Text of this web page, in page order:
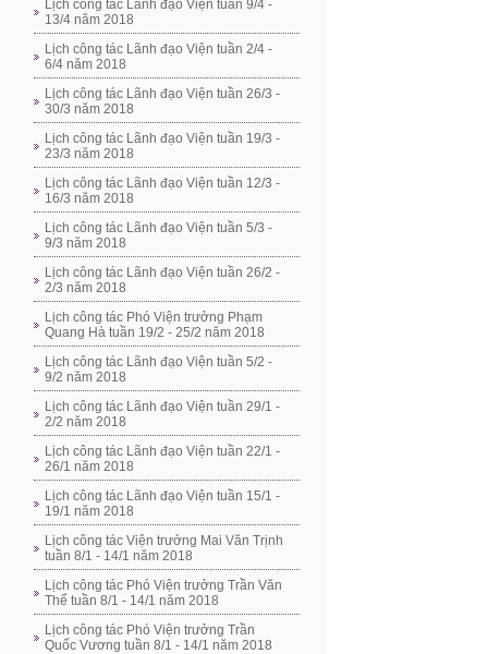
Lịch công tác Lãnh đạo Viện tuần 9/4 -
13/4 năm 2018
Lịch công tác Lãnh đạo Viện tuần 2/4 -
6/4 năm 2018
Lịch công tác Lãnh đạo Viện tuần 26/3 -
30/3 năm 2018
Lịch công tác Lãnh đạo Viện tuần 19/3 -
23/3 năm 2018
Lịch công tác Lãnh đạo Viện tuần 12/3 -
16/3 năm 2018
Lịch công tác Lãnh đạo Viện tuần 5/3 -
9/3 năm 2018
Lịch công tác Lãnh đạo Viện tuần 26/2 -
2/3 năm 2018
Lịch công tác Phó Viện trưởng Phạm
Quang Hà tuần 19/2 - 25/2 năm 2018
Lịch công tác Lãnh đạo Viện tuần 5/2 -
9/2 năm 2018
Lịch công tác Lãnh đạo Viện tuần 29/1 -
2/2 năm 2018
Lịch công tác Lãnh đạo Viện tuần 22/1 -
26/1 năm 2018
Lịch công tác Lãnh đạo Viện tuần 15/1 -
19/1 năm 2018
Lịch công tác Viện trưởng Mai Văn Trịnh
tuần 8/1 - 14/1 năm 2018
Lịch công tác Phó Viện trưởng Trần Văn
Thể tuần 8/1 - 14/1 năm 2018
Lịch công tác Phó Viện trưởng Trần
Quốc Vương tuần 8/1 - 14/1 năm 2018